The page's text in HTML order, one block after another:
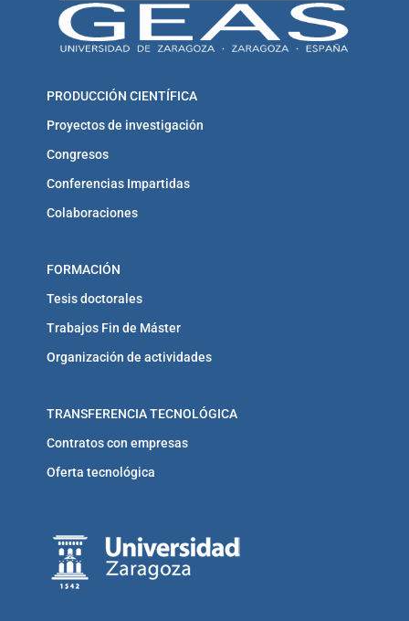
PRODUCCIÓN CIENTÍFICA
Proyectos de investigación
Congresos
Conferencias Impartidas
Colaboraciones
FORMACIÓN
Tesis doctorales
Trabajos Fin de Máster
Organización de actividades
TRANSFERENCIA TECNOLÓGICA
Contratos con empresas
Oferta tecnológica